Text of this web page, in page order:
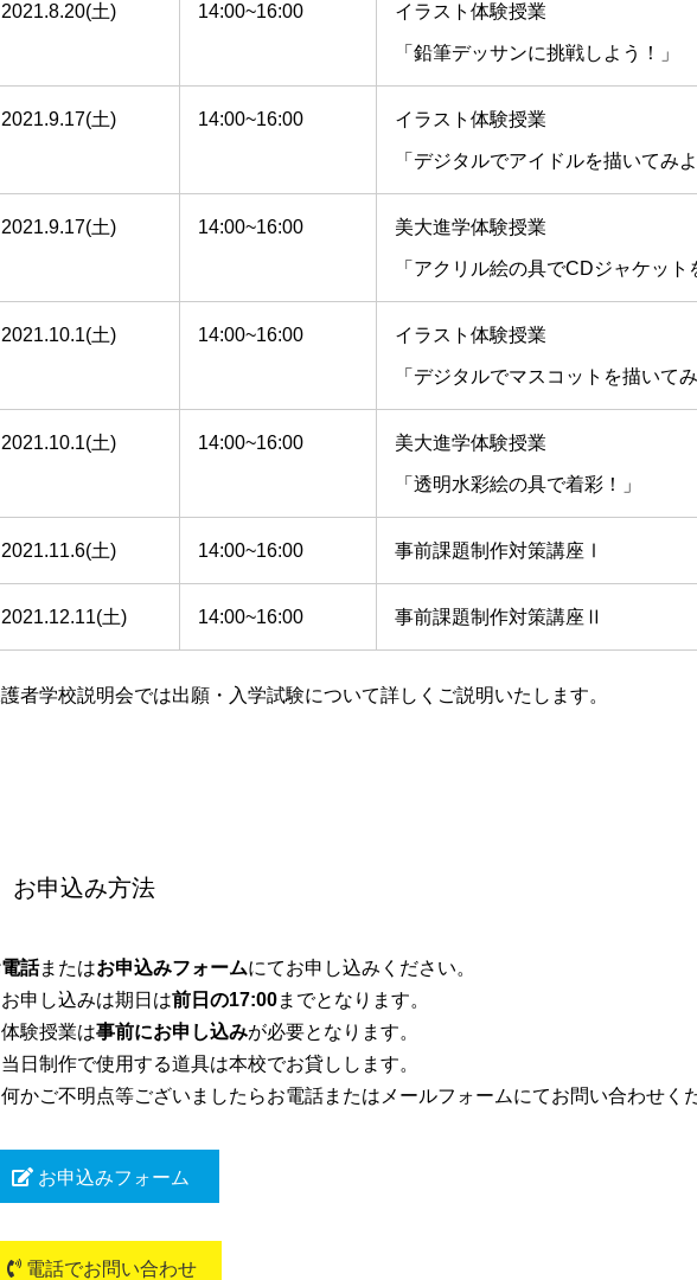
2021.8.20(土) 14:00~16:00 イラスト体験授業
「鉛筆デッサンに挑戦しよう！」
2021.9.17(土) 14:00~16:00 イラスト体験授業
「デジタルでアイドルを描いてみよ
2021.9.17(土) 14:00~16:00 美大進学体験授業
「アクリル絵の具でCDジャケット
2021.10.1(土) 14:00~16:00 イラスト体験授業
「デジタルでマスコットを描いてみ
2021.10.1(土) 14:00~16:00 美大進学体験授業
「透明水彩絵の具で着彩！」
2021.11.6(土) 14:00~16:00 事前課題制作対策講座Ⅰ
2021.12.11(土) 14:00~16:00 事前課題制作対策講座Ⅱ
者学校説明会では出願・入学試験について詳しくご説明いたします。
お申込み方法
話またはお申込みフォームにてお申し込みください。
申し込みは期日は前日の17:00までとなります。
験授業は事前にお申し込みが必要となります。
日制作で使用する道具は本校でお貸しします。
かご不明点等ございましたらお電話またはメールフォームにてお問い合わせく
お申込みフォーム
電話でお問い合わせ